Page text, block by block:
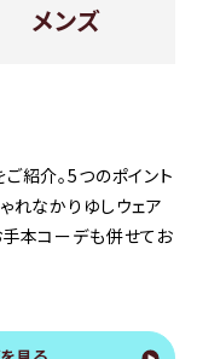
メンズ
紹介。5つのポイント
れなかりゆしウェア
本コーデも併せてお